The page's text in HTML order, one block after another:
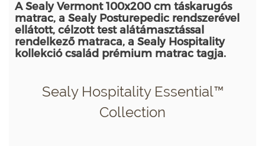
A Sealy Vermont 100x200 cm táskarugós
matrac, a Sealy Posturepedic rendszerével
ellátott, célzott test alátámasztással
rendelkező matraca, a Sealy Hospitality
kollekció család prémium matrac tagja.
Sealy Hospitality Essential™
Collection